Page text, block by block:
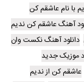
با نام عاشقم کن
آهنگ عاشقم کن ندیم
دانلود آهنگ نکست وان
موزیک جدید
عاشقم کن از ندیم